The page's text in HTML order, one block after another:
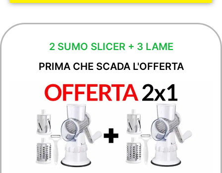
2 SUMO SLICER + 3 LAME
PRIMA CHE SCADA L'OFFERTA